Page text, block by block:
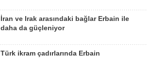
İran ve Irak arasındaki bağlar Erbain ile
daha da güçleniyor
Türk ikram çadırlarında Erbain